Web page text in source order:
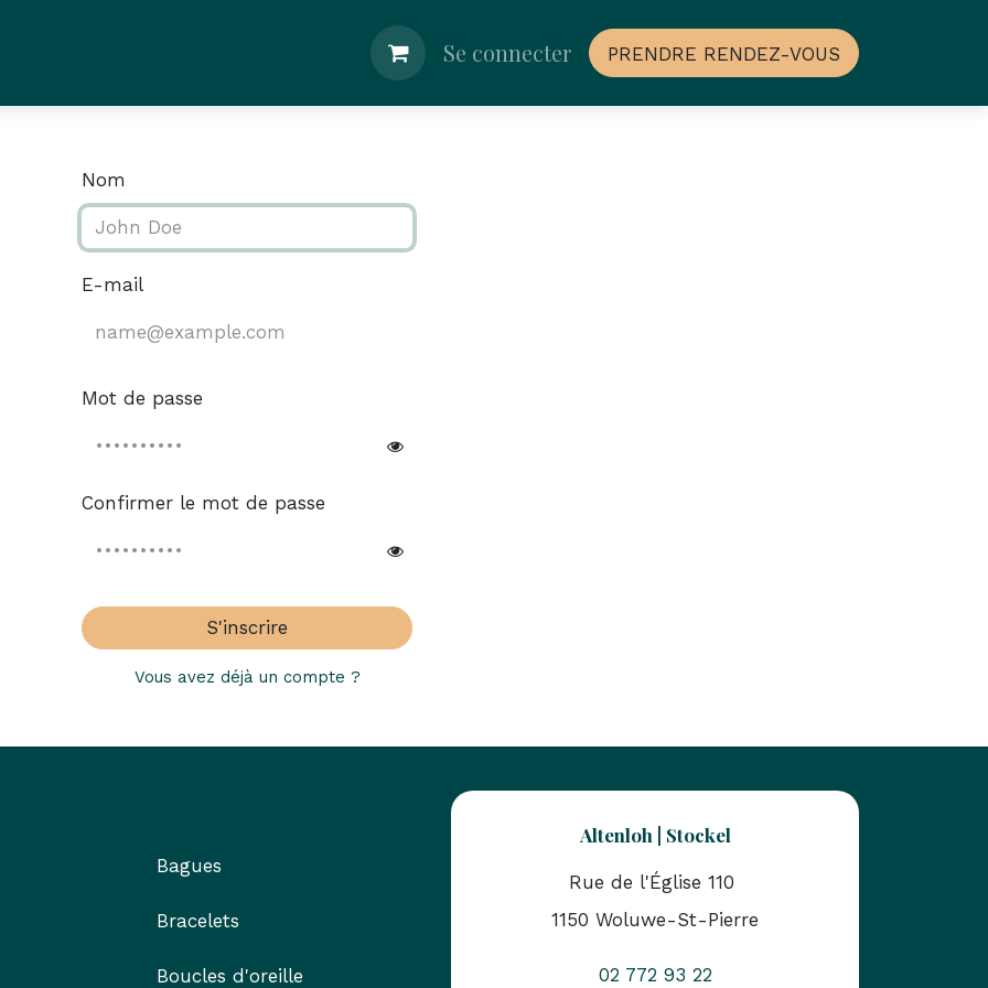
Nos Conseils Se connecter PRENDRE RENDEZ-VOUS
Nom
E-mail
Mot de passe
Confirmer le mot de passe
S'inscrire
Vous avez déjà un compte ?
Altenloh | Stockel
Rue de l'Église 110
1150 Woluwe-St-Pierre
02 772 93 22
Bagues
Bracelets
Boucles d'oreille